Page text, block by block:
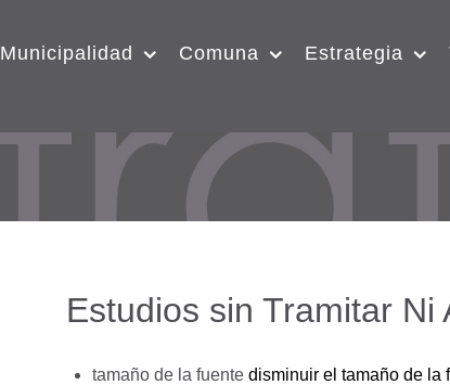
Municipalidad Comuna Estrategia
Estudios sin Tramitar Ni
tamaño de la fuente disminuir el tamaño de la